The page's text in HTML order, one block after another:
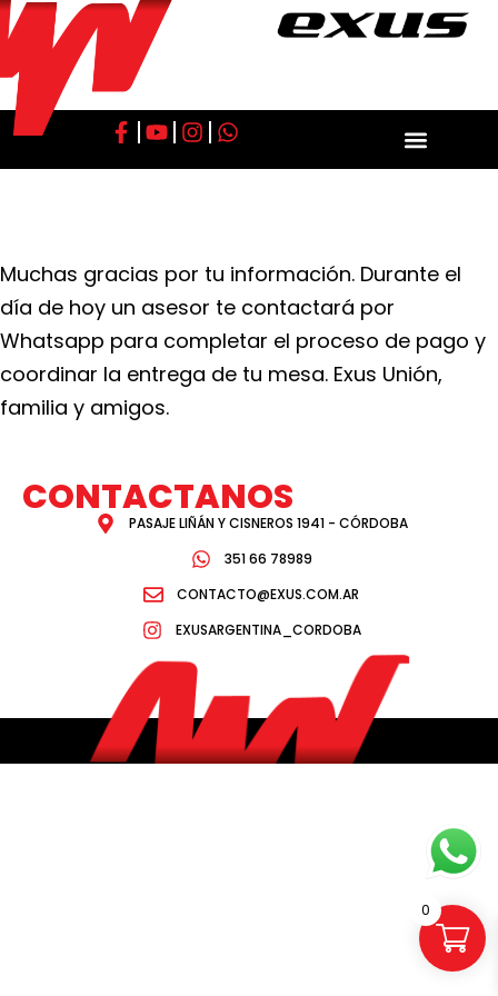
Muchas gracias por tu información. Durante el
día de hoy un asesor te contactará por
Whatsapp para completar el proceso de pago y
coordinar la entrega de tu mesa. Exus Unión,
familia y amigos.
CONTACTANOS
PASAJE LIÑÁN Y CISNEROS 1941 - CÓRDOBA
351 66 78989
CONTACTO@EXUS.COM.AR
EXUSARGENTINA_CORDOBA
0